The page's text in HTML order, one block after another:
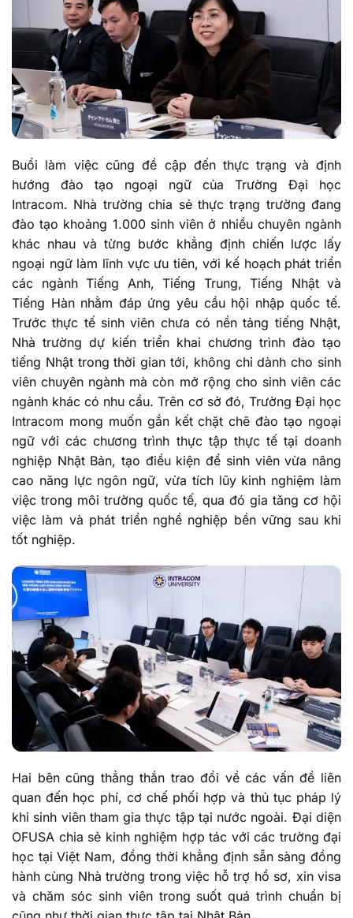
Buổi làm việc cũng đề cập đến thực trạng và định
hướng đào tạo ngoại ngữ của Trường Đại học
Intracom. Nhà trường chia sẻ thực trạng trường đang
đào tạo khoảng 1.000 sinh viên ở nhiều chuyên ngành
khác nhau và từng bước khẳng định chiến lược lấy
ngoại ngữ làm lĩnh vực ưu tiên, với kế hoạch phát triển
các ngành Tiếng Anh, Tiếng Trung, Tiếng Nhật và
Tiếng Hàn nhằm đáp ứng yêu cầu hội nhập quốc tế.
Trước thực tế sinh viên chưa có nền tảng tiếng Nhật,
Nhà trường dự kiến triển khai chương trình đào tạo
tiếng Nhật trong thời gian tới, không chỉ dành cho sinh
viên chuyên ngành mà còn mở rộng cho sinh viên các
ngành khác có nhu cầu. Trên cơ sở đó, Trường Đại học
Intracom mong muốn gắn kết chặt chẽ đào tạo ngoại
ngữ với các chương trình thực tập thực tế tại doanh
nghiệp Nhật Bản, tạo điều kiện để sinh viên vừa nâng
cao năng lực ngôn ngữ, vừa tích lũy kinh nghiệm làm
việc trong môi trường quốc tế, qua đó gia tăng cơ hội
việc làm và phát triển nghề nghiệp bền vững sau khi
tốt nghiệp.
Hai bên cũng thẳng thắn trao đổi về các vấn đề liên
quan đến học phí, cơ chế phối hợp và thủ tục pháp lý
khi sinh viên tham gia thực tập tại nước ngoài. Đại diện
OFUSA chia sẻ kinh nghiệm hợp tác với các trường đại
học tại Việt Nam, đồng thời khẳng định sẵn sàng đồng
hành cùng Nhà trường trong việc hỗ trợ hồ sơ, xin visa
và chăm sóc sinh viên trong suốt quá trình chuẩn bị